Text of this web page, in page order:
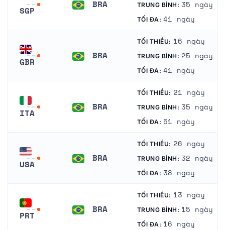
SGP
BRA TRUNG BÌNH: 35 ngày
TỐI ĐA: 41 ngày
GBR
BRA
TỐI THIỂU: 16 ngày
TRUNG BÌNH: 25 ngày
TỐI ĐA: 41 ngày
ITA
BRA
TỐI THIỂU: 21 ngày
TRUNG BÌNH: 35 ngày
TỐI ĐA: 51 ngày
USA
BRA
TỐI THIỂU: 26 ngày
TRUNG BÌNH: 32 ngày
TỐI ĐA: 38 ngày
PRT
BRA
TỐI THIỂU: 13 ngày
TRUNG BÌNH: 15 ngày
TỐI ĐA: 16 ngày